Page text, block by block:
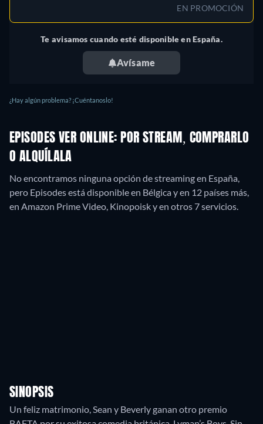
EN PROMOCIÓN
Te avisamos cuando esté disponible en España.
Avísame
¿Hay algún problema? ¡Cuéntanoslo!
EPISODES VER ONLINE: POR STREAM, COMPRARLO
O ALQUÍLALA
No encontramos ninguna opción de streaming en España,
pero Episodes está disponible en Bélgica y en 12 países más,
en Amazon Prime Video, Kinopoisk y en otros 7 servicios.
SINOPSIS
Un feliz matrimonio, Sean y Beverly ganan otro premio